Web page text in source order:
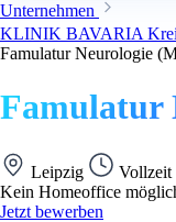
Unternehmen
KLINIK BAVARIA
Famulatur Neurologie
Famulatur
Leipzig Vollzeit
Kein Homeoffice
Jetzt bewerben